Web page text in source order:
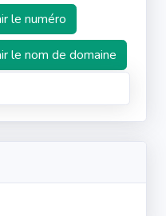
le numéro
le nom de domaine